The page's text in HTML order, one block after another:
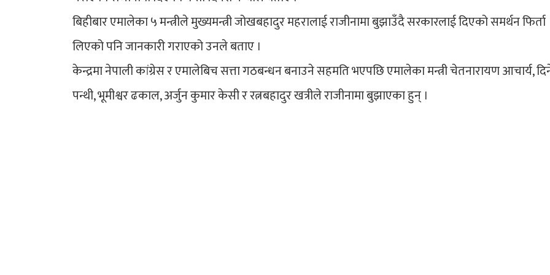
बिहीबार एमालेका ५ मन्त्रीले मुख्यमन्त्री जोखबहादुर महरालाई राजीनामा बुझाउँदै सरकारलाई दिएको समर्थन फिर्ता
लिएको पनि जानकारी गराएको उनले बताए ।
केन्द्रमा नेपाली कांग्रेस र एमालेबिच सत्ता गठबन्धन बनाउने सहमति भएपछि एमालेका मन्त्री चेतनारायण आचार्य,
पन्थी, भूमीश्वर ढकाल, अर्जुन कुमार केसी र रत्नबहादुर खत्रीले राजीनामा बुझाएका हुन् ।